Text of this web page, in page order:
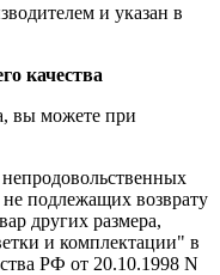
и указан в
качества
вы можете при
не подлежащих возврату
других размера,
и комплектации" в
РФ от 20.10.1998 N